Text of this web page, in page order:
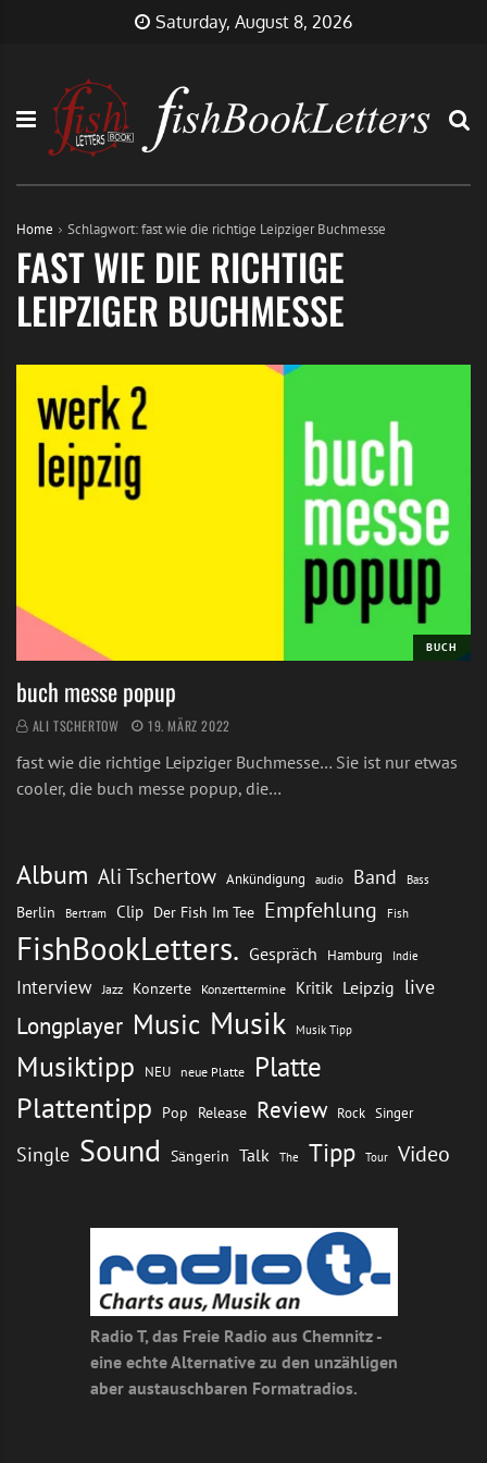
Saturday, August 8, 2026
Home Schlagwort:fast wie die richtige Leipziger Buchmesse
FAST WIE DIE RICHTIGE
LEIPZIGER BUCHMESSE
BUCH
buch messe popup
ALI TSCHERTOW 19. MÄRZ 2022
fast wie die richtige Leipziger Buchmesse… Sie ist nur etwas
cooler, die buch messe popup, die…
Album Ali Tschertow Ankündigung audio Band Bass
Berlin Bertram Clip Der Fish Im Tee Empfehlung Fish
FishBookLetters. Gespräch Hamburg Indie
Interview Jazz Konzerte Konzerttermine Kritik Leipzig live
Longplayer Music Musik Musik Tipp
Musiktipp NEU neue Platte Platte
Plattentipp Pop Release Review Rock Singer
Single Sound Sängerin Talk The Tipp Tour Video
Radio T, das Freie Radio aus Chemnitz -
eine echte Alternative zu den unzähligen
aber austauschbaren Formatradios.